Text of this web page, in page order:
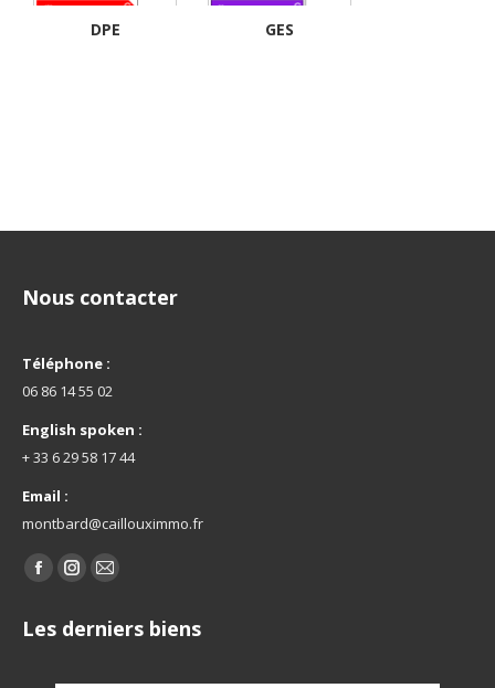
DPE GES
Nous contacter
Téléphone :
06 86 14 55 02
English spoken :
+ 33 6 29 58 17 44
Email :
montbard@caillouximmo.fr
Trouvez nous sur :
La
Facebook
La
Instagram
La
E-
Les derniers biens